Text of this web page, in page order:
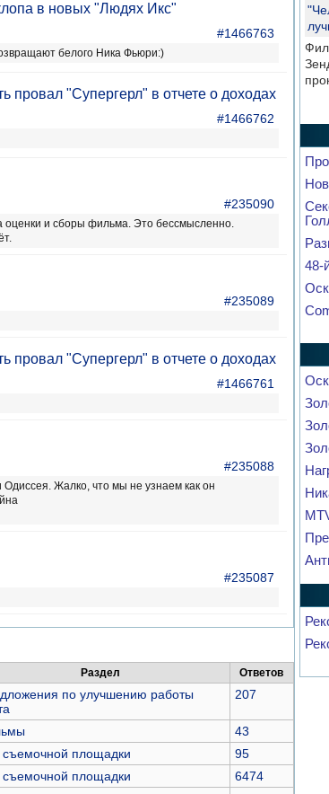
в новых "Людях Икс"
#1466763
белого Ника Фьюри:)
провал "Супергерл" в отчете о доходах
#1466762
#235090
оценки и сборы фильма. Это бессмысленно.
#235089
провал "Супергерл" в отчете о доходах
#1466761
#235088
Жалко, что мы не узнаем как он
#235087
Раздел Ответов
по улучшению работы
207
43
съемочной площадки
95
съемочной площадки
6474
48-